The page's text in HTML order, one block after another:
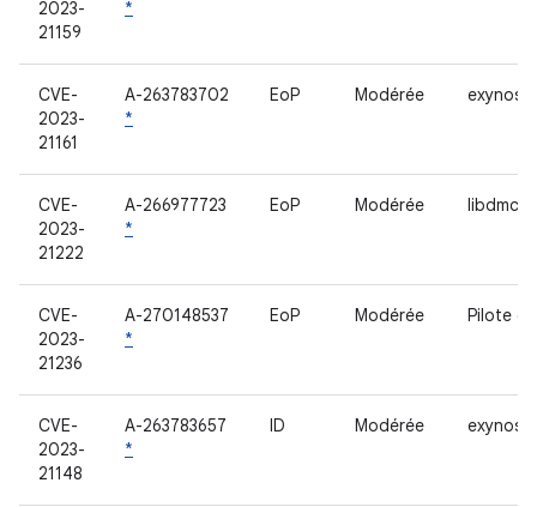
2023-
21159
*
CVE-
2023-
21161
A-263783702
*
EoP Modérée exynos-
CVE-
2023-
21222
A-266977723
*
EoP Modérée libdmc
CVE-
2023-
21236
A-270148537
*
EoP Modérée Pilote
CVE-
2023-
21148
A-263783657
*
ID Modérée exynos